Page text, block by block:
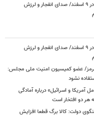
روایت سخنگوی شورای نگهبان از حمله به بیت رهبری در ۹ اسفند/ صدای انفجار و لرزش
روایت سخنگوی شورای نگهبان از حمله به بیت رهبری در ۹ اسفند/ صدای انفجار و لرزش
هرمز/ عضو کمیسیون امنیت ملی مجلس:
نشود
آمریکا و اسرائیل» درباره آمادگی
هر دو افتخار است
دولت: کالا برگ قطعا افزایش